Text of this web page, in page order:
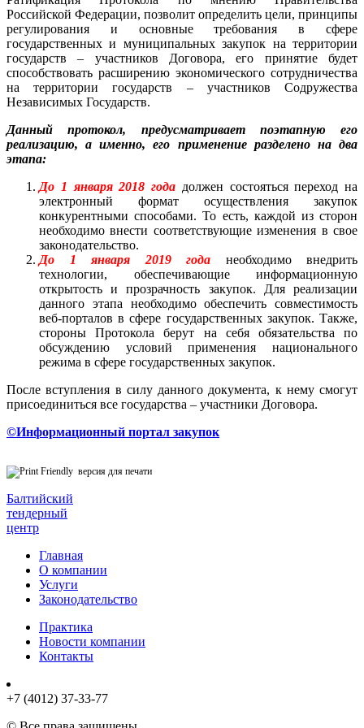
Российской Федерации, позволит определить цели, принципы
регулирования и основные требования в сфере
государственных и муниципальных закупок на территории
государств – участников Договора, его принятие будет
способствовать расширению экономического сотрудничества
на территории государств – участников Содружества
Независимых Государств.
Данный протокол, предусматривает поэтапную его
реализацию, а именно, его применение разделено на два
этапа:
До 1 января 2018 года должен состояться переход на
электронный формат осуществления закупок
конкурентными способами. То есть, каждой из сторон
необходимо внести соответствующие изменения в свое
законодательство.
До 1 января 2019 года необходимо внедрить
технологии, обеспечивающие информационную
открытость и прозрачность закупок. Для реализации
данного этапа необходимо обеспечить совместимость
веб-порталов в сфере государственных закупок. Также,
стороны Протокола берут на себя обязательства по
обсуждению условий применения национального
режима в сфере государственных закупок.
После вступления в силу данного документа, к нему смогут
присоединиться все государства – участники Договора.
©Информационный портал закупок
версия для печати
Балтийский
тендерный
центр
Главная
О компании
Услуги
Законодательство
Практика
Новости компании
Контакты
+7 (4012) 37-33-77